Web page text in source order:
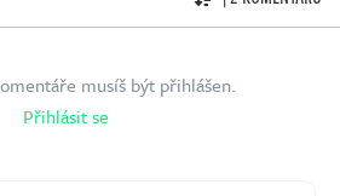
musíš být přihlášen.
Přihlásit se